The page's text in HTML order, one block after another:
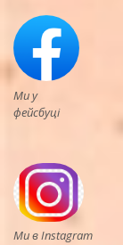
Ми у
фейсбуці
Ми в Instagram